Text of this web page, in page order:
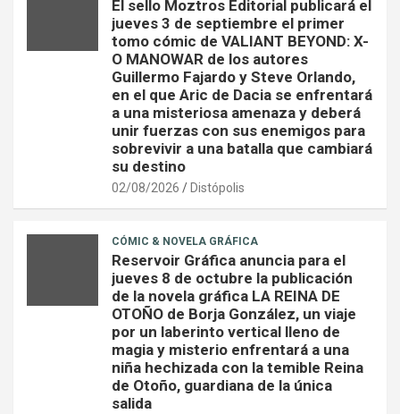
El sello Moztros Editorial publicará el
jueves 3 de septiembre el primer
tomo cómic de VALIANT BEYOND: X-
O MANOWAR de los autores
Guillermo Fajardo y Steve Orlando,
en el que Aric de Dacia se enfrentará
a una misteriosa amenaza y deberá
unir fuerzas con sus enemigos para
sobrevivir a una batalla que cambiará
su destino
02/08/2026 Distópolis
CÓMIC & NOVELA GRÁFICA
Reservoir Gráfica anuncia para el
jueves 8 de octubre la publicación
de la novela gráfica LA REINA DE
OTOÑO de Borja González, un viaje
por un laberinto vertical lleno de
magia y misterio enfrentará a una
niña hechizada con la temible Reina
de Otoño, guardiana de la única
salida